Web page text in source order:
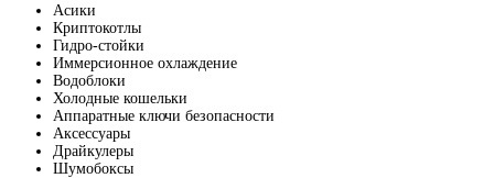
Асики
Криптокотлы
Гидро-стойки
Иммерсионное охлаждение
Водоблоки
Холодные кошельки
Аппаратные ключи безопасности
Аксессуары
Драйкулеры
Шумобоксы